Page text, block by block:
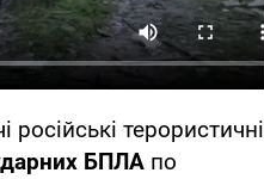
російські терористичні
БПЛА по